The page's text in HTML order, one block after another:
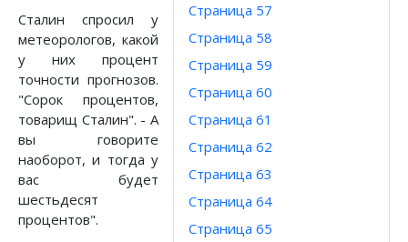
Страница 57
Страница 58
Страница 59
Страница 60
Страница 61
Страница 62
Страница 63
Страница 64
Страница 65
Сталин спросил у
метеорологов, какой
у них процент
точности прогнозов.
"Сорок процентов,
товарищ Сталин". - А
вы говорите
наоборот, и тогда у
вас будет
шестьдесят
процентов".